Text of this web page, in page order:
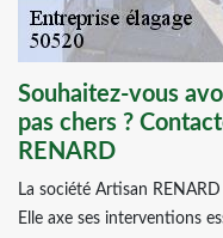
Souhaitez-vous
pas chers ?
RENARD
La société Artisan
Elle axe ses interventions